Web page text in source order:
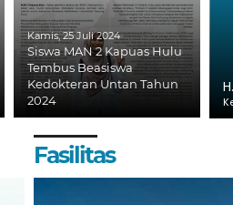
Kamis, 25 Juli 2024
Siswa MAN 2 Kapuas Hulu
Tembus Beasiswa
Kedokteran Untan Tahun
2024
Fasilitas